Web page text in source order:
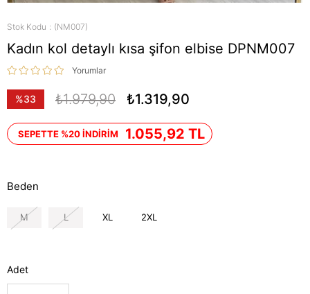
Stok Kodu (NM007)
Kadın kol detaylı kısa şifon elbise DPNM007
Yorumlar
%33
₺1.979,90 ₺1.319,90
SEPETTE %20 İNDİRİM 1.055,92 TL
Beden
M L XL 2XL
Adet